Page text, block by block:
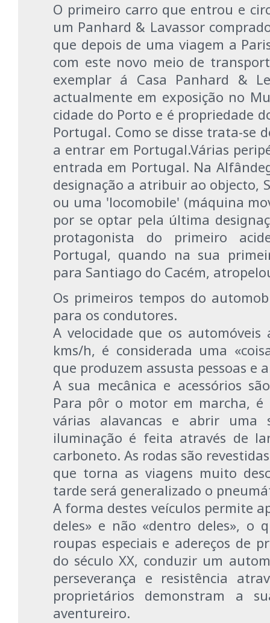
O primeiro carro que entrou e
um Panhard & Lavassor
que depois de uma viagem a
com este novo meio de
exemplar á Casa Panhard &
actualmente em exposição no
cidade do Porto e é propriedade
Portugal. Como se disse trata-se
a entrar em Portugal.Várias
entrada em Portugal. Na
designação a atribuir ao objecto,
ou uma 'locomobile' (máquina
por se optar pela última
protagonista do primeiro
Portugal, quando na sua
para Santiago do Cacém,
Os primeiros tempos do
para os condutores.
A velocidade que os automóveis
kms/h, é considerada uma
que produzem assusta pessoas e
A sua mecânica e acessórios
Para pôr o motor em marcha, é
várias alavancas e abrir uma
iluminação é feita através de
carboneto. As rodas são
que torna as viagens muito
tarde será generalizado o
A forma destes veículos permite
deles» e não «dentro deles», o
roupas especiais e adereços de
do século XX, conduzir um
perseverança e resistência
proprietários demonstram a
aventureiro.